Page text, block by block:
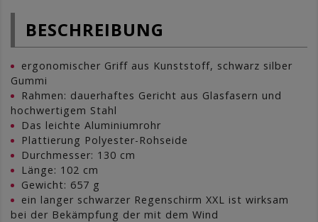
BESCHREIBUNG
ergonomischer Griff aus Kunststoff, schwarz silber
Gummi
Rahmen: dauerhaftes Gericht aus Glasfasern und
hochwertigem Stahl
Das leichte Aluminiumrohr
Plattierung Polyester-Rohseide
Durchmesser: 130 cm
Länge: 102 cm
Gewicht: 657 g
ein langer schwarzer Regenschirm XXL ist wirksam
bei der Bekämpfung der mit dem Wind